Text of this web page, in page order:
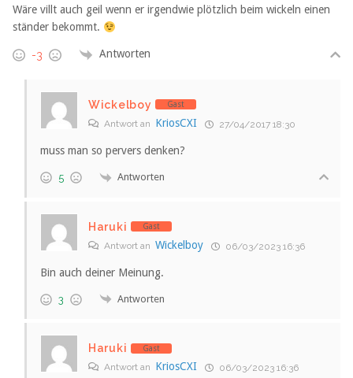
Wäre villt auch geil wenn er irgendwie plötzlich beim wickeln einen
ständer bekommt.
-3 Antworten
Wickelboy Gast
Antwort an KriosCXI 27/04/2017 18:30
muss man so pervers denken?
5 Antworten
Haruki Gast
Antwort an Wickelboy 06/03/2023 16:36
Bin auch deiner Meinung.
3 Antworten
Haruki Gast
Antwort an KriosCXI 06/03/2023 16:36